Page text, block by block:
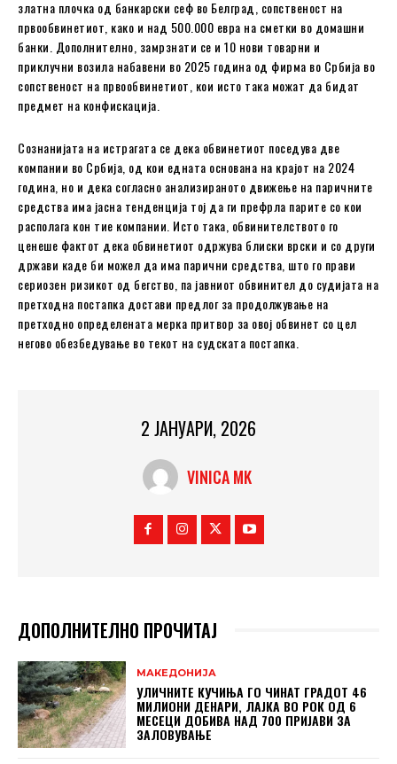
златна плочка од банкарски сеф во Белград, сопственост на
првообвинетиот, како и над 500.000 евра на сметки во домашни
банки. Дополнително, замрзнати се и 10 нови товарни и
приклучни возила набавени во 2025 година од фирма во Србија во
сопственост на првообвинетиот, кои исто така можат да бидат
предмет на конфискација.
Сознанијата на истрагата се дека обвинетиот поседува две
компании во Србија, од кои едната основана на крајот на 2024
година, но и дека согласно анализираното движење на паричните
средства има јасна тенденција тој да ги префрла парите со кои
располага кон тие компании. Исто така, обвинителството го
ценеше фактот дека обвинетиот одржува блиски врски и со други
држави каде би можел да има парични средства, што го прави
сериозен ризикот од бегство, па јавниот обвинител до судијата на
претходна постапка достави предлог за продолжување на
претходно определената мерка притвор за овој обвинет со цел
негово обезбедување во текот на судската постапка.
2 ЈАНУАРИ, 2026
VINICA MK
ДОПОЛНИТЕЛНО ПРОЧИТАЈ
МАКЕДОНИЈА
УЛИЧНИТЕ КУЧИЊА ГО ЧИНАТ ГРАДОТ 46
МИЛИОНИ ДЕНАРИ, ЛАЈКА ВО РОК ОД 6
МЕСЕЦИ ДОБИВА НАД 700 ПРИЈАВИ ЗА
ЗАЛОВУВАЊЕ